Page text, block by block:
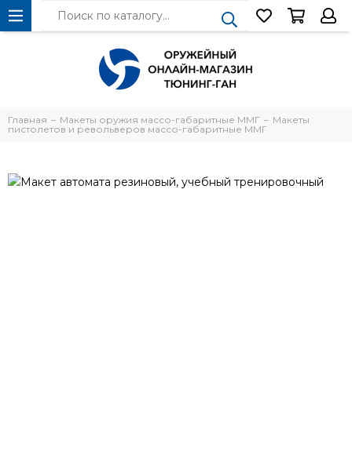
Главная Макеты оружия массо-габаритные ММГ
Макеты
пистолетов и револьверов массо-габаритные ММГ